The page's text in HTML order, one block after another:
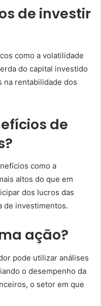
de investir
como a volatilidade
do capital investido
na rentabilidade dos
de
como a
altos do que em
dos lucros das
de investimentos.
ação?
pode utilizar análises
o desempenho da
o setor em que